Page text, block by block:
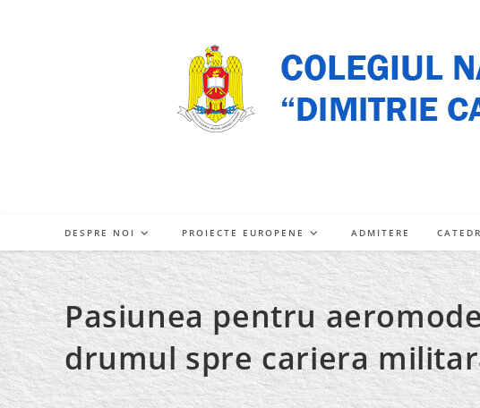
DESPRE NOI PROIECTE EUROPENE ADMITERE
Pasiunea pentru
drumul spre cariera